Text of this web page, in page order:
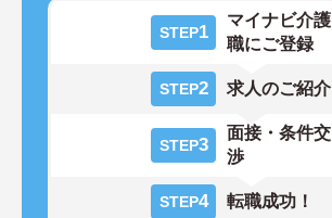
STEP1
マイナビ介護
職にご登録
STEP2 求人のご紹介
STEP3
面接・条件交
渉
STEP4 転職成功！